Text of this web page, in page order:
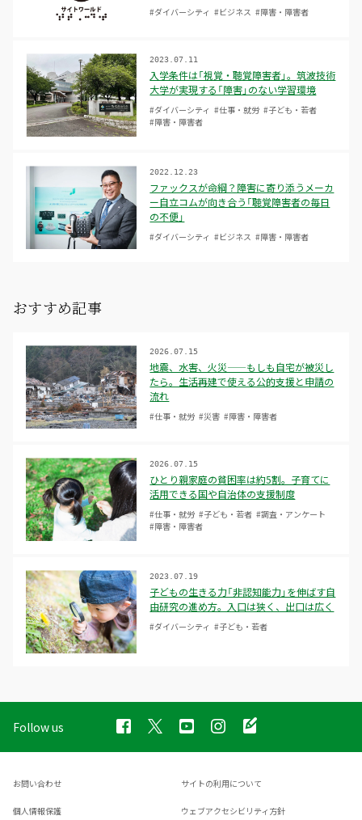
#ダイバーシティ #ビジネス #障害・障害者
入学条件は「視覚・聴覚障害者」。筑波技術
大学が実現する「障害」のない学習環境
2023.07.11
#ダイバーシティ #仕事・就労 #子ども・若者
#障害・障害者
ファックスが命綱？障害に寄り添うメーカ
ー自立コムが向き合う「聴覚障害者の毎日
の不便」
2022.12.23
#ダイバーシティ #ビジネス #障害・障害者
おすすめ記事
地震、水害、火災——もしも自宅が被災し
たら。生活再建で使える公的支援と申請の
流れ
2026.07.15
#仕事・就労 #災害 #障害・障害者
ひとり親家庭の貧困率は約5割。子育てに
活用できる国や自治体の支援制度
2026.07.15
#仕事・就労 #子ども・若者 #調査・アンケート
#障害・障害者
子どもの生きる力「非認知能力」を伸ばす自
由研究の進め方。入口は狭く、出口は広く
2023.07.19
#ダイバーシティ #子ども・若者
Follow us
お問い合わせ サイトの利用について
個人情報保護 ウェブアクセシビリティ方針